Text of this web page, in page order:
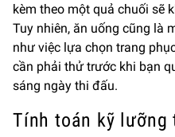
kèm theo một quả chuối sẽ
Tuy nhiên, ăn uống cũng là
như việc lựa chọn trang
cần phải thử trước khi bạn
sáng ngày thi đấu.
Tính toán kỹ lưỡng